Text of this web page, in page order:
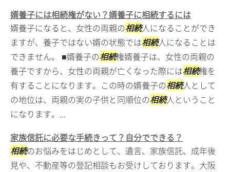
婿養子には相続権がない？婿養子に相続するには
婿養子になると、女性の両親の相続人になることができ
ますが、養子ではない婿の状態では相続人になることは
できません。 ■婿養子の相続権婿養子は、女性の両親の
養子ですから、女性の両親が亡くなった際には相続権を
有することになります。この時の婿養子の相続人として
の地位は、両親の実の子供と同順位の相続人ということ
になります。...
家族信託に必要な手続きって？自分でできる？
相続のお悩みをはじめとして、遺言、家族信託、成年後
見や、不動産等の登記相談もお受けしております。大阪